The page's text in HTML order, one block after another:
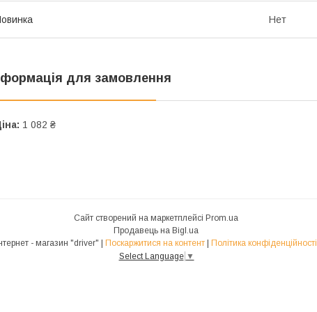
Нет
для замовлення
1 082 ₴
Сайт створений на маркетплейсі Prom.ua
Продавець на Bigl.ua
Поскаржитися на контент
Політика конфіденційності
Select Language ▼